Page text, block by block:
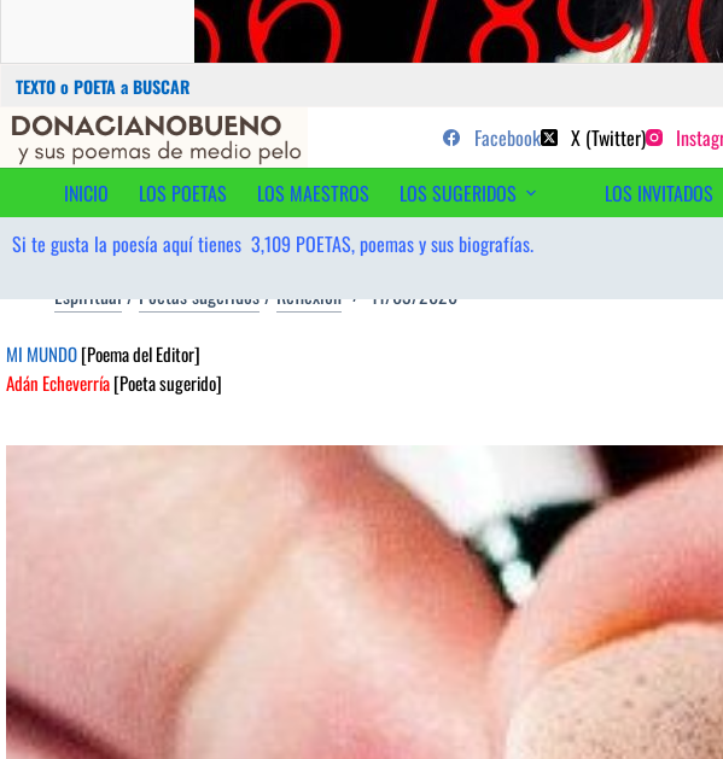
Buscar:
Saltar
contenido
...sus poemas de medio pelo y poetas sugeridos
Facebook X (Twitter)
INICIO
LOS POETAS LOS MAESTROS LOS SUGERIDOS LOS INVITADOS
Si te gusta la poesía aquí tienes 3,109 POETAS, poemas y sus biografías.
Espiritual/Poetas sugeridos/Reflexión 11/03/2026
MI MUNDO[Poema del Editor]
Adán Echeverría[Poeta sugerido]